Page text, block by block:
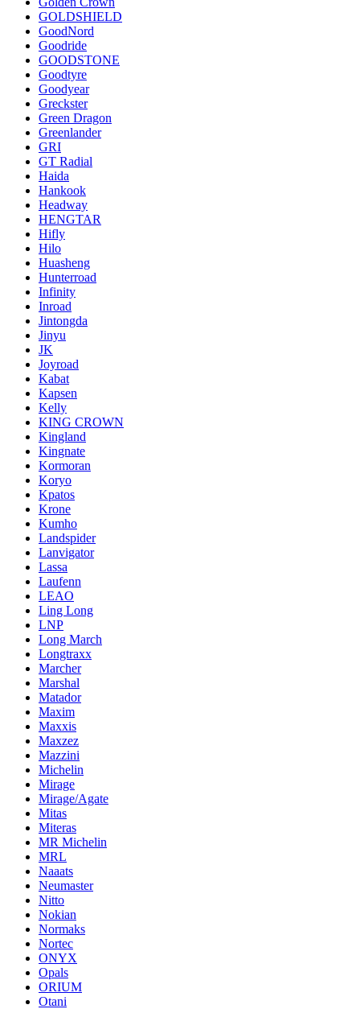
GOLDSHIELD
GoodNord
Goodride
GOODSTONE
Goodtyre
Goodyear
Greckster
Green Dragon
Greenlander
GRI
GT Radial
Haida
Hankook
Headway
HENGTAR
Hifly
Hilo
Huasheng
Hunterroad
Infinity
Inroad
Jintongda
Jinyu
JK
Joyroad
Kabat
Kapsen
Kelly
KING CROWN
Kingland
Kingnate
Kormoran
Koryo
Kpatos
Krone
Kumho
Landspider
Lanvigator
Lassa
Laufenn
LEAO
Ling Long
LNP
Long March
Longtraxx
Marcher
Marshal
Matador
Maxim
Maxxis
Maxzez
Mazzini
Michelin
Mirage
Mirage/Agate
Mitas
Miteras
MR Michelin
MRL
Naaats
Neumaster
Nitto
Nokian
Normaks
Nortec
ONYX
Opals
ORIUM
Otani